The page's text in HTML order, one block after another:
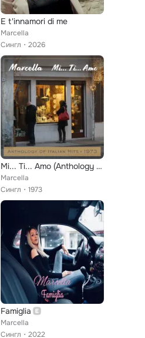
E t'innamori di me
Marcella
Сингл
2026
Mi... Ti... Amo (Anthology of Italian Hits 1973)
Marcella
Сингл
1973
Famiglia
Marcella
Сингл
2022